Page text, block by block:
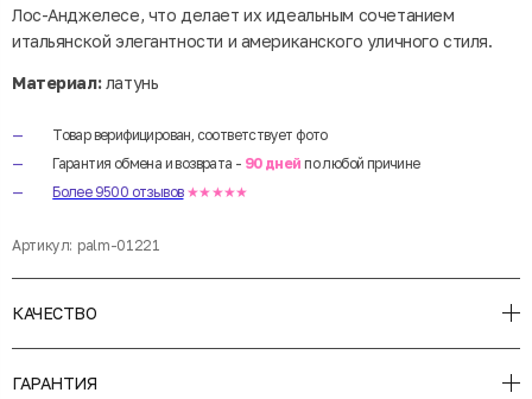
Лос-Анджелесе, что делает их идеальным сочетанием
итальянской элегантности и американского уличного стиля.
Материал:латунь
Товар верифицирован, соответствует фото
Гарантия обмена и возврата - 90 дней по любой причине
Более 9500 отзывов ★★★★★
Артикул: palm-01221
КАЧЕСТВО
ГАРАНТИЯ